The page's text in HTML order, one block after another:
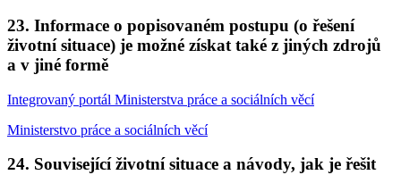
23. Informace o popisovaném postupu (o řešení
životní situace) je možné získat také z jiných zdrojů
a v jiné formě
Integrovaný portál Ministerstva práce a sociálních věcí
Ministerstvo práce a sociálních věcí
24. Související životní situace a návody, jak je řešit